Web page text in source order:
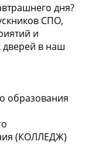
дня?
СПО,
и
дверей в наш
образования
(КОЛЛЕДЖ)